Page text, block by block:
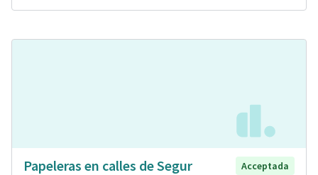
Papeleras en calles de Segur
Acceptada